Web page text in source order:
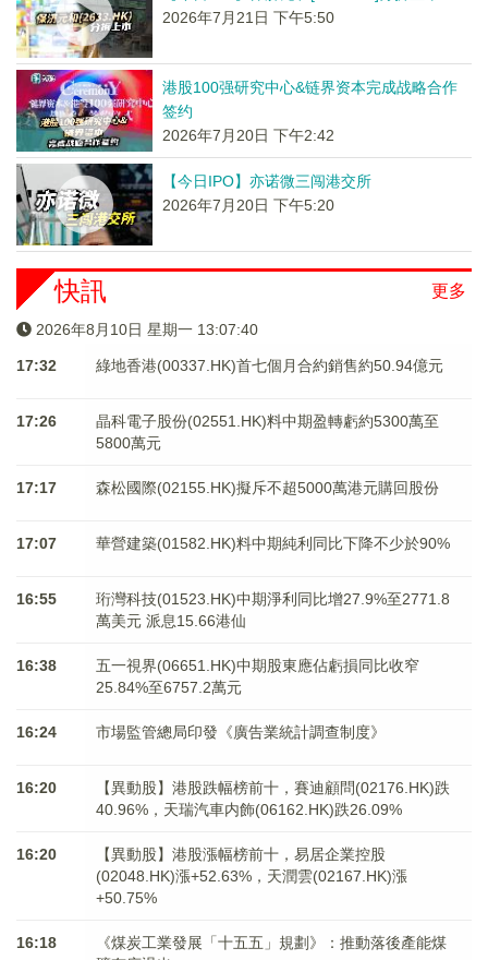
2026年7月21日 下午5:50
港股100强研究中心&链界资本完成战略合作
签约
2026年7月20日 下午2:42
【今日IPO】亦诺微三闯港交所
2026年7月20日 下午5:20
更多
快訊
2026年8月10日 星期一 13:07:40
17:32 綠地香港(00337.HK)首七個月合約銷售約50.94億元
17:26
晶科電子股份(02551.HK)料中期盈轉虧約5300萬至
5800萬元
17:17 森松國際(02155.HK)擬斥不超5000萬港元購回股份
17:07 華營建築(01582.HK)料中期純利同比下降不少於90%
16:55
珩灣科技(01523.HK)中期淨利同比增27.9%至2771.8
萬美元 派息15.66港仙
16:38
五一視界(06651.HK)中期股東應佔虧損同比收窄
25.84%至6757.2萬元
16:24 市場監管總局印發《廣告業統計調查制度》
16:20
【異動股】港股跌幅榜前十，賽迪顧問(02176.HK)跌
40.96%，天瑞汽車内飾(06162.HK)跌26.09%
16:20
【異動股】港股漲幅榜前十，易居企業控股
(02048.HK)漲+52.63%，天潤雲(02167.HK)漲
+50.75%
16:18
《煤炭工業發展「十五五」規劃》：推動落後產能煤